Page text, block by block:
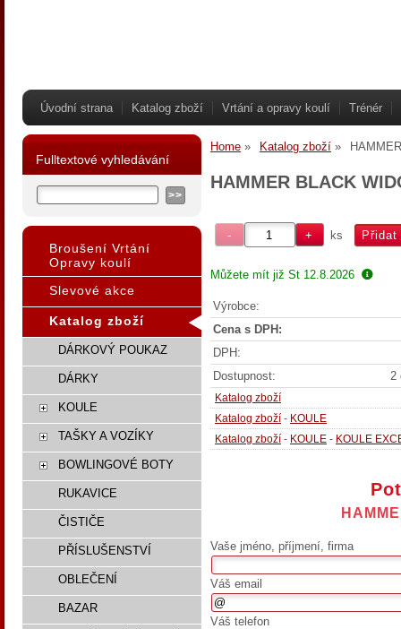
Úvodní strana Katalog zboží Vrtání a opravy koulí Trénér
Home Katalog zboží
HAMMER BLACK
ks
Můžete mít již St 12.8.2026
Výrobce:
Cena s DPH:
DPH:
Dostupnost:
2
Katalog zboží
Katalog zboží - KOULE
Katalog zboží - KOULE - KOULE
Vaše jméno, příjmení, firma
Váš email
Váš telefon
Fulltextové vyhledávání
Broušení Vrtání
Opravy koulí
Slevové akce
Katalog zboží
DÁRKOVÝ POUKAZ
DÁRKY
KOULE
TAŠKY A VOZÍKY
BOWLINGOVÉ BOTY
RUKAVICE
ČISTIČE
PŘÍSLUŠENSTVÍ
OBLEČENÍ
BAZAR